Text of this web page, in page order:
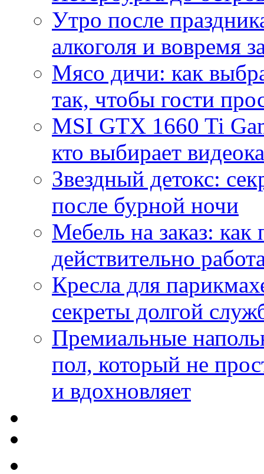
Утро после
алкоголя и вовремя
Мясо дичи: как
так, чтобы гости
MSI GTX 1660 Ti
кто выбирает
Звездный детокс:
после бурной ночи
Мебель на заказ:
действительно
Кресла для
секреты долгой
Премиальные
пол, который не
и вдохновляет